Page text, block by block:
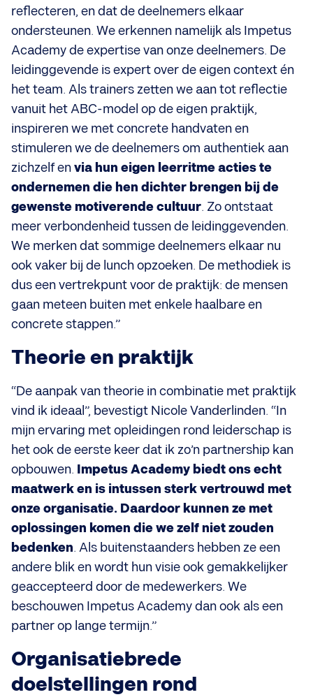
reflecteren, en dat de deelnemers elkaar
ondersteunen. We erkennen namelijk als Impetus
Academy de expertise van onze deelnemers. De
leidinggevende is expert over de eigen context én
het team. Als trainers zetten we aan tot reflectie
vanuit het ABC-model op de eigen praktijk,
inspireren we met concrete handvaten en
stimuleren we de deelnemers om authentiek aan
zichzelf envia hun eigen leerritme acties te
ondernemen die hen dichter brengen bij de
gewenste motiverende cultuur. Zo ontstaat
meer verbondenheid tussen de leidinggevenden.
We merken dat sommige deelnemers elkaar nu
ook vaker bij de lunch opzoeken. De methodiek is
dus een vertrekpunt voor de praktijk: de mensen
gaan meteen buiten met enkele haalbare en
concrete stappen.”
Theorie en praktijk
“De aanpak van theorie in combinatie met praktijk
vind ik ideaal”, bevestigt Nicole Vanderlinden. “In
mijn ervaring met opleidingen rond leiderschap is
het ook de eerste keer dat ik zo’n partnership kan
opbouwen. Impetus Academy biedt ons echt
maatwerk en is intussen sterk vertrouwd met
onze organisatie. Daardoor kunnen ze met
oplossingen komen die we zelf niet zouden
bedenken. Als buitenstaanders hebben ze een
andere blik en wordt hun visie ook gemakkelijker
geaccepteerd door de medewerkers. We
beschouwen Impetus Academy dan ook als een
partner op lange termijn.”
Organisatiebrede
doelstellingen rond